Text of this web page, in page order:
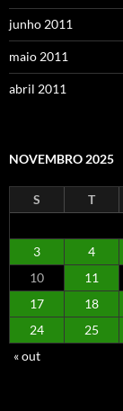
junho 2011
maio 2011
abril 2011
NOVEMBRO 2025
S T
3
4
10
11
17
18
24
25
« out